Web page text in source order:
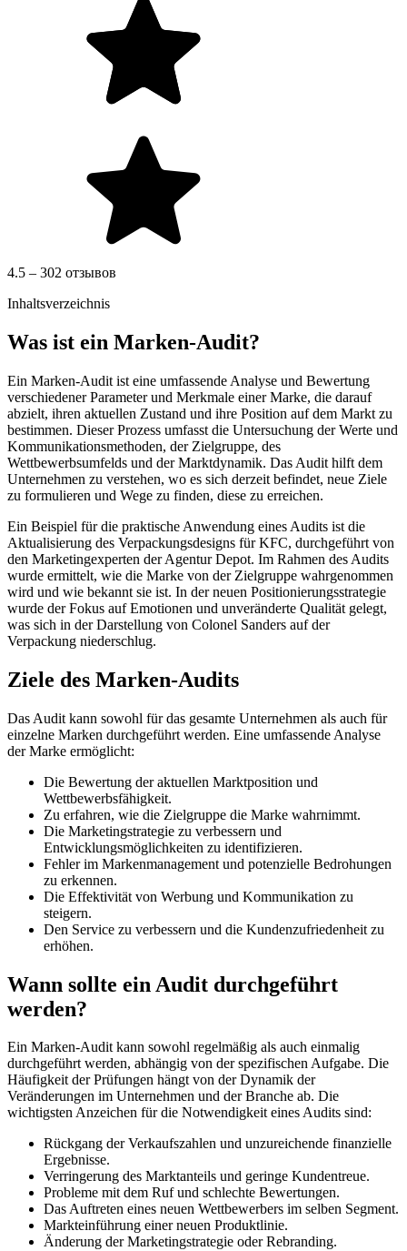
4.5 – 302 отзывов
Inhaltsverzeichnis
Was ist ein Marken-Audit?
Ein Marken-Audit ist eine umfassende Analyse und Bewertung
verschiedener Parameter und Merkmale einer Marke, die darauf
abzielt, ihren aktuellen Zustand und ihre Position auf dem Markt zu
bestimmen. Dieser Prozess umfasst die Untersuchung der Werte und
Kommunikationsmethoden, der Zielgruppe, des
Wettbewerbsumfelds und der Marktdynamik. Das Audit hilft dem
Unternehmen zu verstehen, wo es sich derzeit befindet, neue Ziele
zu formulieren und Wege zu finden, diese zu erreichen.
Ein Beispiel für die praktische Anwendung eines Audits ist die
Aktualisierung des Verpackungsdesigns für KFC, durchgeführt von
den Marketingexperten der Agentur Depot. Im Rahmen des Audits
wurde ermittelt, wie die Marke von der Zielgruppe wahrgenommen
wird und wie bekannt sie ist. In der neuen Positionierungsstrategie
wurde der Fokus auf Emotionen und unveränderte Qualität gelegt,
was sich in der Darstellung von Colonel Sanders auf der
Verpackung niederschlug.
Ziele des Marken-Audits
Das Audit kann sowohl für das gesamte Unternehmen als auch für
einzelne Marken durchgeführt werden. Eine umfassende Analyse
der Marke ermöglicht:
Die Bewertung der aktuellen Marktposition und
Wettbewerbsfähigkeit.
Zu erfahren, wie die Zielgruppe die Marke wahrnimmt.
Die Marketingstrategie zu verbessern und
Entwicklungsmöglichkeiten zu identifizieren.
Fehler im Markenmanagement und potenzielle Bedrohungen
zu erkennen.
Die Effektivität von Werbung und Kommunikation zu
steigern.
Den Service zu verbessern und die Kundenzufriedenheit zu
erhöhen.
Wann sollte ein Audit durchgeführt
werden?
Ein Marken-Audit kann sowohl regelmäßig als auch einmalig
durchgeführt werden, abhängig von der spezifischen Aufgabe. Die
Häufigkeit der Prüfungen hängt von der Dynamik der
Veränderungen im Unternehmen und der Branche ab. Die
wichtigsten Anzeichen für die Notwendigkeit eines Audits sind:
Rückgang der Verkaufszahlen und unzureichende finanzielle
Ergebnisse.
Verringerung des Marktanteils und geringe Kundentreue.
Probleme mit dem Ruf und schlechte Bewertungen.
Das Auftreten eines neuen Wettbewerbers im selben Segment.
Markteinführung einer neuen Produktlinie.
Änderung der Marketingstrategie oder Rebranding.